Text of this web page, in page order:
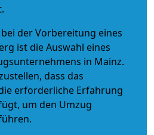
der Vorbereitung eines
ist die Auswahl eines
in Mainz.
dass das
erforderliche Erfahrung
um den Umzug